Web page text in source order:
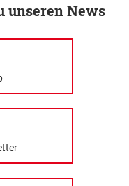
unseren News